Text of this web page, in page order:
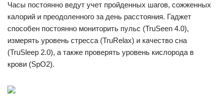
Часы постоянно ведут учет пройденных шагов, сожженных
калорий и преодоленного за день расстояния. Гаджет
способен постоянно мониторить пульс (TruSeen 4.0),
измерять уровень стресса (TruRelax) и качество сна
(TruSleep 2.0), а также проверять уровень кислорода в
крови (SpO2).